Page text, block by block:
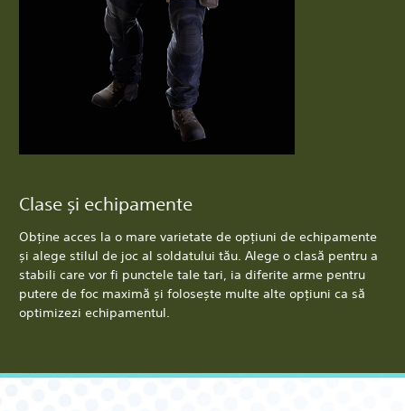
Clase și echipamente
Obține acces la o mare varietate de opțiuni de echipamente
și alege stilul de joc al soldatului tău. Alege o clasă pentru a
stabili care vor fi punctele tale tari, ia diferite arme pentru
putere de foc maximă și folosește multe alte opțiuni ca să
optimizezi echipamentul.